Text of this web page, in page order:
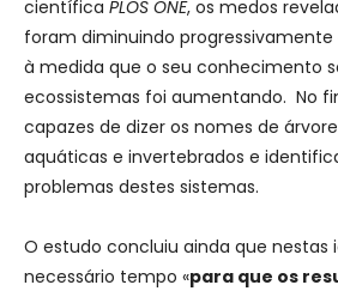
científica PLOS ONE, os medos
foram diminuindo
à medida que o seu conhecimento
ecossistemas foi aumentando. No
capazes de dizer os nomes de
aquáticas e invertebrados e
problemas destes sistemas.
O estudo concluiu ainda que nestas
necessário tempo «para que os